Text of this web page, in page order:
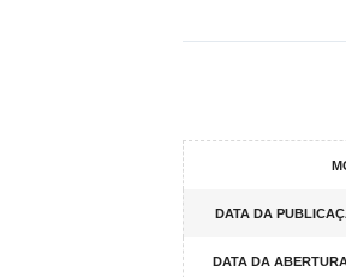
DATA DA
DATA DA